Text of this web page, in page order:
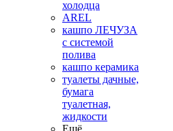
холодца
AREL
кашпо ЛЕЧУЗА
с системой
полива
кашпо керамика
туалеты дачные,
бумага
туалетная,
жидкости
Ещё